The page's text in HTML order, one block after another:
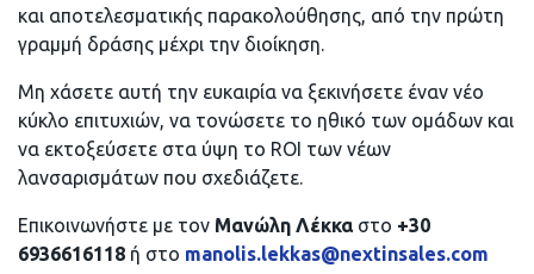
και αποτελεσματικής παρακολούθησης, από την πρώτη
γραμμή δράσης μέχρι την διοίκηση.
Μη χάσετε αυτή την ευκαιρία να ξεκινήσετε έναν νέο
κύκλο επιτυχιών, να τονώσετε το ηθικό των ομάδων και
να εκτοξεύσετε στα ύψη το ROI των νέων
λανσαρισμάτων που σχεδιάζετε.
Επικοινωνήστε με τον Μανώλη Λέκκαστο +30
6936616118 ή στο manolis.lekkas@nextinsales.com